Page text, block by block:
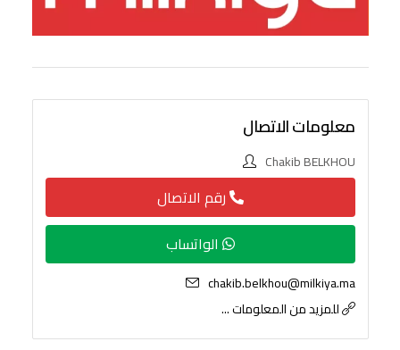
معلومات الاتصال
Chakib BELKHOU
رقم الاتصال
الواتساب
chakib.belkhou@milkiya.ma
للمزيد من المعلومات ...